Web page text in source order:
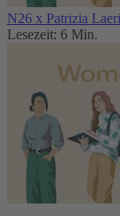
N26 x Patrizia
Lesezeit: 6 Min.